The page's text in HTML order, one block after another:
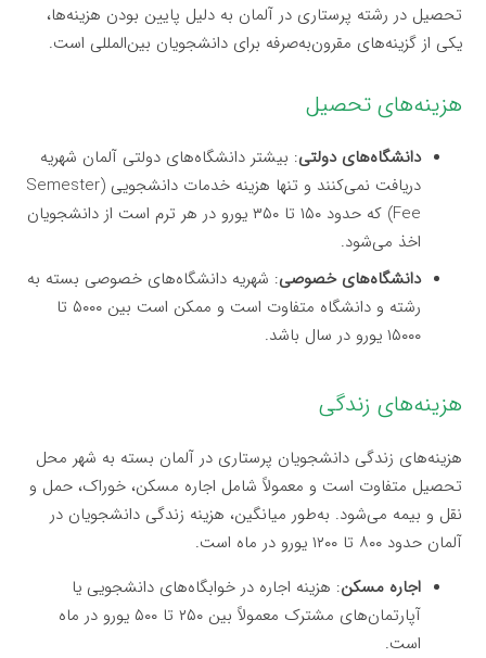
تحصیل در رشته پرستاری در آلمان به دلیل پایین بودن هزینه‌ها،
یکی از گزینه‌های مقرون‌به‌صرفه برای دانشجویان بین‌المللی است.
هزینه‌های تحصیل
دانشگاه‌های دولتی: بیشتر دانشگاه‌های دولتی آلمان شهریه
دریافت نمی‌کنند و تنها هزینه خدمات دانشجویی (Semester
Fee) که حدود ۱۵۰ تا ۳۵۰ یورو در هر ترم است از دانشجویان
اخذ می‌شود.
دانشگاه‌های خصوصی: شهریه دانشگاه‌های خصوصی بسته به
رشته و دانشگاه متفاوت است و ممکن است بین ۵۰۰۰ تا
۱۵۰۰۰ یورو در سال باشد.
هزینه‌های زندگی
هزینه‌های زندگی دانشجویان پرستاری در آلمان بسته به شهر محل
تحصیل متفاوت است و معمولاً شامل اجاره مسکن، خوراک، حمل و
نقل و بیمه می‌شود. به‌طور میانگین، هزینه زندگی دانشجویان در
آلمان حدود ۸۰۰ تا ۱۲۰۰ یورو در ماه است.
اجاره مسکن: هزینه اجاره در خوابگاه‌های دانشجویی یا
آپارتمان‌های مشترک معمولاً بین ۲۵۰ تا ۵۰۰ یورو در ماه
است.